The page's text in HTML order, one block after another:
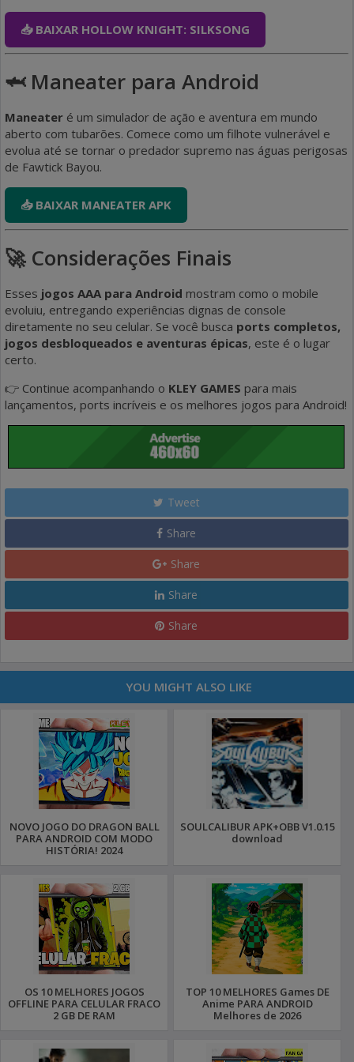
📥 BAIXAR HOLLOW KNIGHT: SILKSONG
🦈 Maneater para Android
Maneater é um simulador de ação e aventura em mundo
aberto com tubarões. Comece como um filhote vulnerável e
evolua até se tornar o predador supremo nas águas perigosas
de Fawtick Bayou.
📥 BAIXAR MANEATER APK
🚀 Considerações Finais
Esses jogos AAA para Android mostram como o mobile
evoluiu, entregando experiências dignas de console
diretamente no seu celular. Se você busca ports completos,
jogos desbloqueados e aventuras épicas, este é o lugar
certo.
👉 Continue acompanhando o KLEY GAMES para mais
lançamentos, ports incríveis e os melhores jogos para Android!
Tweet
Share
Share
Share
Share
YOU MIGHT ALSO LIKE
NOVO JOGO DO DRAGON BALL
PARA ANDROID COM MODO
HISTÓRIA! 2024
SOULCALIBUR APK+OBB V1.0.15
download
OS 10 MELHORES JOGOS
OFFLINE PARA CELULAR FRACO
2 GB DE RAM
TOP 10 MELHORES Games DE
Anime PARA ANDROID
Melhores de 2026